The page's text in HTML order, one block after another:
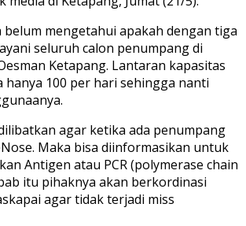
mengetahui apakah dengan tiga
seluruh calon penumpang di
Ketapang. Lantaran kapasitas
hanya 100 per hari sehingga nanti
agar ketika ada penumpang
Maka bisa diinformasikan untuk
Antigen atau PCR (polymerase chain
itu pihaknya akan berkordinasi
agar tidak terjadi miss